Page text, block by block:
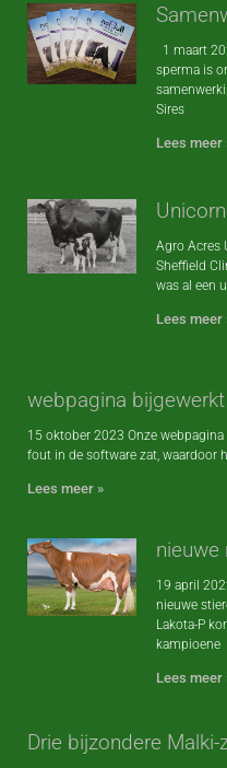
1 maart
sperma is
Sires
Lees meer
Agro Acres
Sheffield
was al een
Lees meer
webpagina bijgewerkt
15 oktober 2023 Onze
fout in de software zat, waardoor
Lees meer »
19 april
nieuwe
Lakota-P
kampioene
Lees meer
Drie bijzondere Malki-